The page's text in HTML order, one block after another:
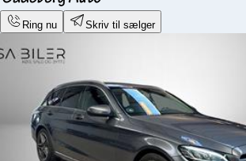
Ring nu Skriv til sælger